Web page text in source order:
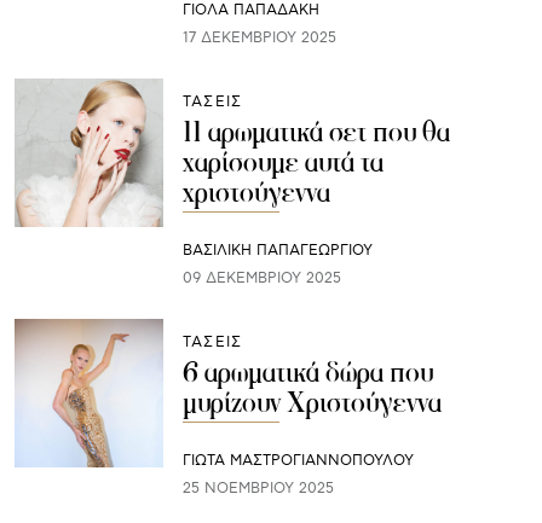
ΓΙΌΛΑ ΠΑΠΑΔΆΚΗ
17 ΔΕΚΕΜΒΡΊΟΥ 2025
ΤΑΣΕΙΣ
11 αρωματικά σετ που θα
χαρίσουμε αυτά τα
χριστούγεννα
ΒΑΣΙΛΙΚΗ ΠΑΠΑΓΕΩΡΓΙΟΥ
09 ΔΕΚΕΜΒΡΊΟΥ 2025
ΤΑΣΕΙΣ
6 αρωματικά δώρα που
μυρίζουν Χριστούγεννα
ΓΙΩΤΑ ΜΑΣΤΡΟΓΙΑΝΝΟΠΟΥΛΟΥ
25 ΝΟΕΜΒΡΊΟΥ 2025